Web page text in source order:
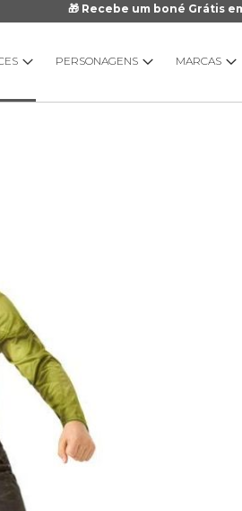
🎁 Recebe um boné Grátis
PERSONAGENS MARCAS